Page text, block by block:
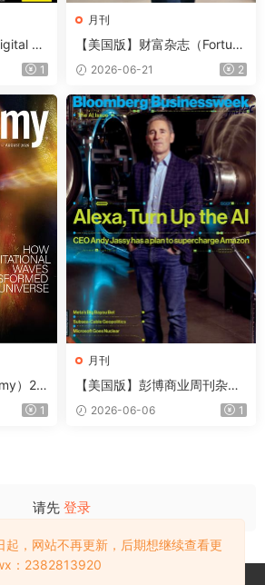
Ca
1
月刊
【美国版】财富杂志（Fortun
e）2026年6-7月
2026-06-21 2
）20
1
月刊
【美国版】彭博商业周刊杂志
（Bloomberg Businesswee
k）2026年6月
2026-06-06 1
请先 登录
起，网站不再更新，后期想继续查看更
：2382813920